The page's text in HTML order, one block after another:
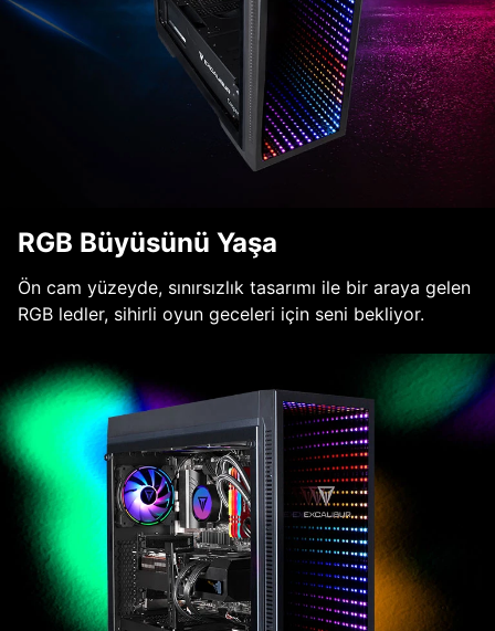
RGB Büyüsünü Yaşa
Ön cam yüzeyde, sınırsızlık tasarımı ile bir araya gelen
RGB ledler, sihirli oyun geceleri için seni bekliyor.